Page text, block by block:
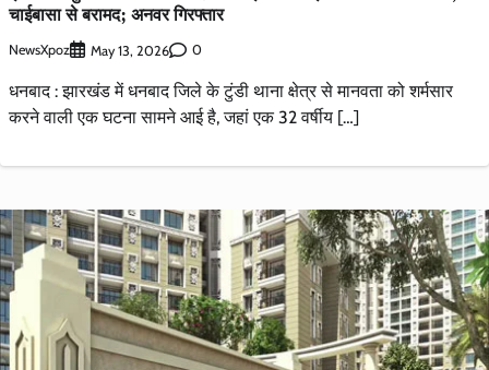
चाईबासा से बरामद; अनवर गिरफ्तार
NewsXpoz May 13, 2026 0
धनबाद : झारखंड में धनबाद जिले के टुंडी थाना क्षेत्र से मानवता को शर्मसार
करने वाली एक घटना सामने आई है, जहां एक 32 वर्षीय […]